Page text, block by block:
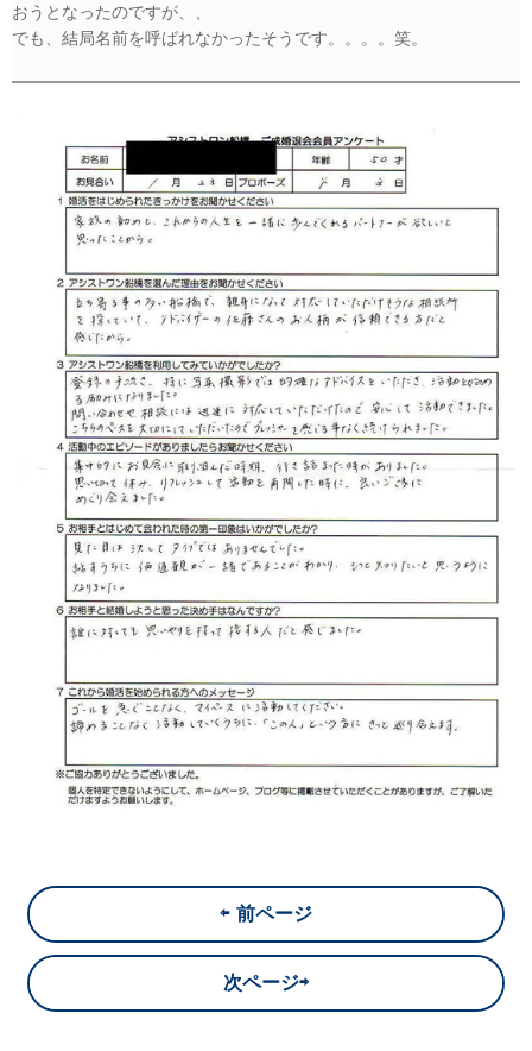
おうとなったのですが、、
でも、結局名前を呼ばれなかったそうです。。。。笑。
⇦ 前ページ
次ページ⇨